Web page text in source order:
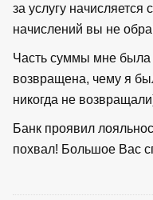
за услугу
начислений вы не
Часть суммы мне была
возвращена, чему я
никогда не
Банк проявил
похвал! Большое Вас